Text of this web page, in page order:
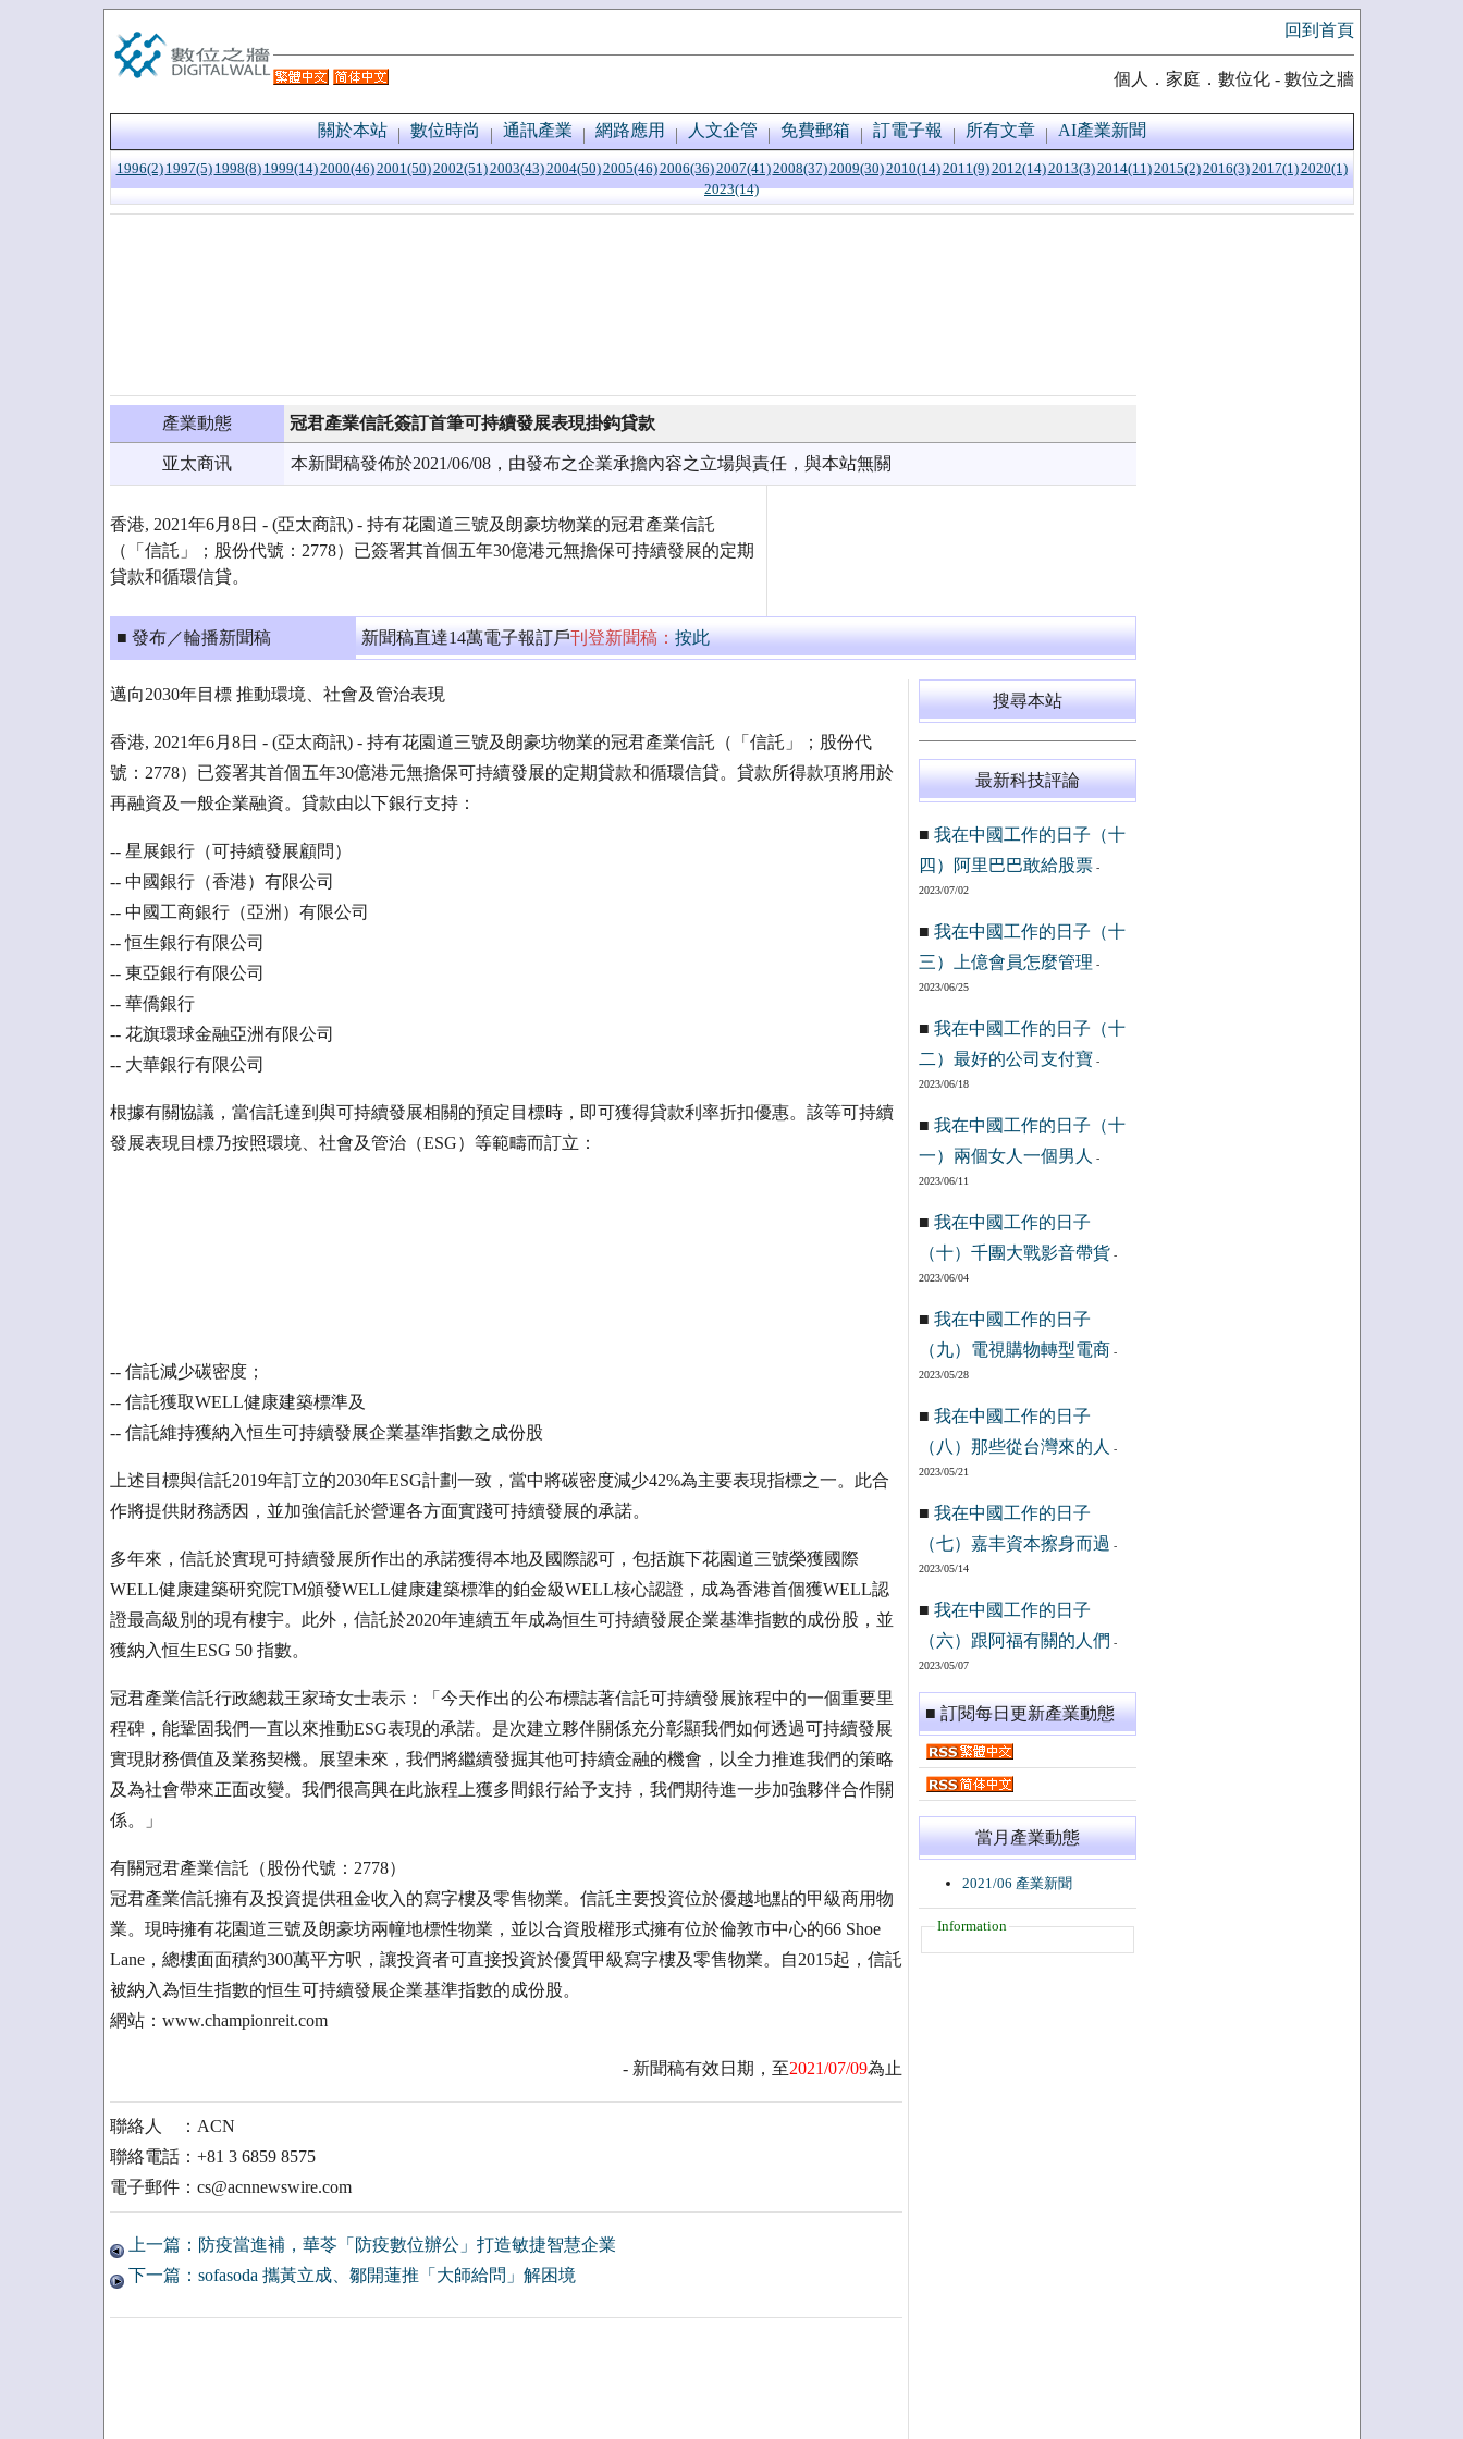
回到首頁
個人．家庭．數位化 - 數位之牆
關於本站 數位時尚 通訊產業 網路應用 人文企管 免費郵箱 訂電子報 所有文章 AI產業新聞
1996(2) 1997(5) 1998(8) 1999(14)2000(46)2001(50)2002(51)2003(43)2004(50)2005(46)2006(36)2007(41)2008(37)2009(30)2010(14)2011(9)2012(14)2013(3)2014(11)2015(2)2016(3)2017(1)2020(1)
2023(14)
產業動態 冠君產業信託簽訂首筆可持續發展表現掛鈎貸款
亚太商讯 本新聞稿發佈於2021/06/08，由發布之企業承擔內容之立場與責任，與本站無關
香港, 2021年6月8日 - (亞太商訊) - 持有花園道三號及朗豪坊物業的冠君產業信託
（「信託」；股份代號：2778）已簽署其首個五年30億港元無擔保可持續發展的定期
貸款和循環信貸。
■ 發布／輪播新聞稿 新聞稿直達14萬電子報訂戶刊登新聞稿：按此
邁向2030年目標 推動環境、社會及管治表現
香港, 2021年6月8日 - (亞太商訊) - 持有花園道三號及朗豪坊物業的冠君產業信託（「信託」；股份代
號：2778）已簽署其首個五年30億港元無擔保可持續發展的定期貸款和循環信貸。貸款所得款項將用於
再融資及一般企業融資。貸款由以下銀行支持：
-- 星展銀行（可持續發展顧問）
-- 中國銀行（香港）有限公司
-- 中國工商銀行（亞洲）有限公司
-- 恒生銀行有限公司
-- 東亞銀行有限公司
-- 華僑銀行
-- 花旗環球金融亞洲有限公司
-- 大華銀行有限公司
根據有關協議，當信託達到與可持續發展相關的預定目標時，即可獲得貸款利率折扣優惠。該等可持續
發展表現目標乃按照環境、社會及管治（ESG）等範疇而訂立：
-- 信託減少碳密度；
-- 信託獲取WELL健康建築標準及
-- 信託維持獲納入恒生可持續發展企業基準指數之成份股
上述目標與信託2019年訂立的2030年ESG計劃一致，當中將碳密度減少42%為主要表現指標之一。此合
作將提供財務誘因，並加強信託於營運各方面實踐可持續發展的承諾。
多年來，信託於實現可持續發展所作出的承諾獲得本地及國際認可，包括旗下花園道三號榮獲國際
WELL健康建築研究院TM頒發WELL健康建築標準的鉑金級WELL核心認證，成為香港首個獲WELL認
證最高級別的現有樓宇。此外，信託於2020年連續五年成為恒生可持續發展企業基準指數的成份股，並
獲納入恒生ESG 50 指數。
冠君產業信託行政總裁王家琦女士表示：「今天作出的公布標誌著信託可持續發展旅程中的一個重要里
程碑，能鞏固我們一直以來推動ESG表現的承諾。是次建立夥伴關係充分彰顯我們如何透過可持續發展
實現財務價值及業務契機。展望未來，我們將繼續發掘其他可持續金融的機會，以全力推進我們的策略
及為社會帶來正面改變。我們很高興在此旅程上獲多間銀行給予支持，我們期待進一步加強夥伴合作關
係。」
有關冠君產業信託（股份代號：2778）
冠君產業信託擁有及投資提供租金收入的寫字樓及零售物業。信託主要投資位於優越地點的甲級商用物
業。現時擁有花園道三號及朗豪坊兩幢地標性物業，並以合資股權形式擁有位於倫敦市中心的66 Shoe
Lane，總樓面面積約300萬平方呎，讓投資者可直接投資於優質甲級寫字樓及零售物業。自2015起，信託
被納入為恒生指數的恒生可持續發展企業基準指數的成份股。
網站：www.championreit.com
- 新聞稿有效日期，至2021/07/09為止
聯絡人 ：ACN
聯絡電話：+81 3 6859 8575
電子郵件：cs@acnnewswire.com
上一篇：防疫當進補，華苓「防疫數位辦公」打造敏捷智慧企業
下一篇：sofasoda 攜黃立成、鄒開蓮推「大師給問」解困境
搜尋本站
最新科技評論
■ 我在中國工作的日子（十
四）阿里巴巴敢給股票-
2023/07/02
■ 我在中國工作的日子（十
三）上億會員怎麼管理 -
2023/06/25
■ 我在中國工作的日子（十
二）最好的公司支付寶 -
2023/06/18
■ 我在中國工作的日子（十
一）兩個女人一個男人
-
2023/06/11
■ 我在中國工作的日子
（十）千團大戰影音帶貨 -
2023/06/04
■ 我在中國工作的日子
（九）電視購物轉型電商 -
2023/05/28
■ 我在中國工作的日子
（八）那些從台灣來的人
-
2023/05/21
■ 我在中國工作的日子
（七）嘉丰資本擦身而過 -
2023/05/14
■ 我在中國工作的日子
（六）跟阿福有關的人們 -
2023/05/07
■ 訂閱每日更新產業動態
當月產業動態
2021/06 產業新聞
Information